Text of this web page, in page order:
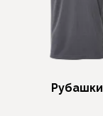
Рубашки